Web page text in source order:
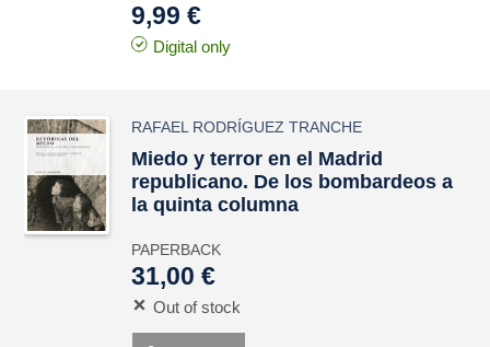
9,99 €
Digital only
RAFAEL RODRÍGUEZ TRANCHE
Miedo y terror en el Madrid
republicano. De los bombardeos a
la quinta columna
PAPERBACK
31,00 €
Out of stock